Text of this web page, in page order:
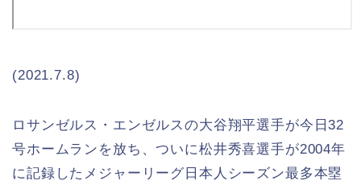
(2021.7.8)
ロサンゼルス・エンゼルスの大谷翔平選手が今日32
号ホームランを放ち、ついに松井秀喜選手が2004年
に記録したメジャーリーグ日本人シーズン最多本塁